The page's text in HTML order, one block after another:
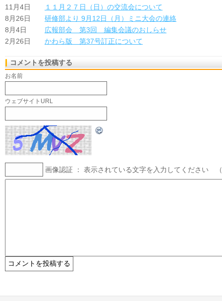
11月4日
１１月２７日（日）の交流会について
8月26日
研修部より 9月12日（月）ミニ大会の連絡
8月4日
広報部会 第3回 編集会議のおしらせ
2月26日
かわら版 第37号訂正について
コメントを投稿する
お名前
ウェブサイトURL
画像認証 ： 表示されている文字を入力してください